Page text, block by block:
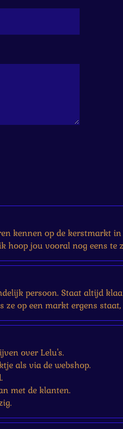
kennen op de kerstmarkt
hoop jou vooral nog eens te
persoon. Staat altijd
op een markt ergens staat,
over Lelu's.
als via de webshop.
met de klanten.